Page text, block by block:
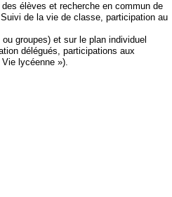
élèves et recherche en commun de
de la vie de classe, participation au
groupes) et sur le plan individuel
délégués, participations aux
lycéenne »).